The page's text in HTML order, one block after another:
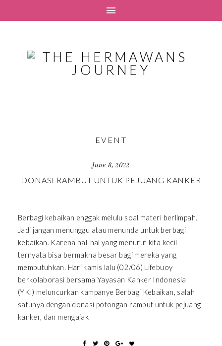
EVENT
June 8, 2022
DONASI RAMBUT UNTUK PEJUANG KANKER
Berbagi kebaikan enggak melulu soal materi berlimpah.
Jadi jangan menunggu atau menunda untuk berbagi
kebaikan. Karena hal-hal yang menurut kita kecil
ternyata bisa bermakna besar bagi mereka yang
membutuhkan. Hari kamis lalu (02/06) Lifebuoy
berkolaborasi bersama Yayasan Kanker Indonesia
(YKI) meluncurkan kampanye Berbagi Kebaikan, salah
satunya dengan donasi potongan rambut untuk pejuang
kanker, dan mengajak